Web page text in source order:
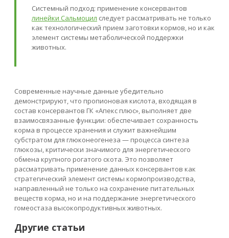
Системный подход: применение консервантов
линейки Сальмоцил следует рассматривать не только
как технологический прием заготовки кормов, но и как
элемент системы метаболической поддержки
животных.
Современные научные данные убедительно
демонстрируют, что пропионовая кислота, входящая в
состав консервантов ГК «Апекс плюс», выполняет две
взаимосвязанные функции: обеспечивает сохранность
корма в процессе хранения и служит важнейшим
субстратом для глюконеогенеза — процесса синтеза
глюкозы, критически значимого для энергетического
обмена крупного рогатого скота. Это позволяет
рассматривать применение данных консервантов как
стратегический элемент системы кормопроизводства,
направленный не только на сохранение питательных
веществ корма, но и на поддержание энергетического
гомеостаза высокопродуктивных животных.
Другие статьи